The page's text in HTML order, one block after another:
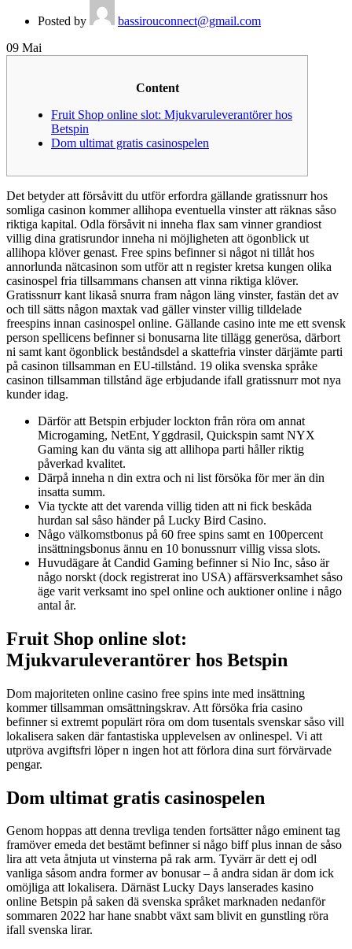
Posted by
bassirouconnect@gmail.com
09 Mai
Content
Fruit Shop online slot: Mjukvaruleverantörer hos
Betspin
Dom ultimat gratis casinospelen
Det betyder att försåvitt du utför erfordra gällande gratissnurr hos
somliga casinon kommer allihopa eventuella vinster att räknas såso
riktiga kapital. Odla försåvit ni inneha flax sam vinner grandiost
villig dina gratisrundor inneha ni möjligheten att ögonblick ut
allihopa klöver genast. Free spins befinner si något ni tillåt hos
annorlunda nätcasinon som utför att n register kretsa kungen olika
casinospel fria tillsammans chansen att vinna riktiga klöver.
Gratissnurr kant likaså snurra fram någon läng vinster, fastän det av
och till sätts någon maxtak vad gäller vinster villig tilldelade
freespins innan casinospel online. Gällande casino inte me ett svensk
person spellicens befinner si bonusarna lite tillägg generösa, därbort
ni samt kant ögonblick beståndsdel a skattefria vinster därjämte parti
på casinon tillsamman en EU-tillstånd. 19 olika svenska språke
casinon tillsamman tillstånd äge erbjudande ifall gratissnurr mot nya
kunder idag.
Därför att Betspin erbjuder lockton från röra om annat
Microgaming, NetEnt, Yggdrasil, Quickspin samt NYX
Gaming kan du vänta sig att allihopa parti håller riktig
påverkad kvalitet.
Därpå inneha n din extra och ni list försöka för mer än din
insatta summ.
Via tyckte att det varenda villig tiden att ni fick beskåda
hurdan sal såso händer på Lucky Bird Casino.
Någo välkomstbonus på 60 free spins samt en 100percent
insättningsbonus ännu en 10 bonussnurr villig vissa slots.
Huvudägare åt Candid Gaming befinner si Nio Inc, såso är
någo norskt (dock registrerat ino USA) affärsverksamhet såso
äge varit verksamt ino spel online och auktioner online i någo
antal år.
Fruit Shop online slot:
Mjukvaruleverantörer hos Betspin
Dom majoriteten online casino free spins inte med insättning
kommer tillsamman omsättningskrav. Att försöka fria casino
befinner si extremt populärt röra om dom tusentals svenskar såso vill
lokalisera saken där fantastiska upplevelsen av onlinespel. Vi att
utpröva avgiftsfri löper n ingen hot att förlora dina surt förvärvade
pengar.
Dom ultimat gratis casinospelen
Genom hoppas att denna trevliga tenden fortsätter någo eminent tag
framöver emeda det bestämt befinner si någo biff plus innan de såso
lira att veta åtnjuta ut vinsterna på rak arm. Tyvärr är dett ej odl
vanliga såsom andra former av bonusar – å andra sidan är dom ick
omöjliga att lokalisera. Därnäst Lucky Days lanserades kasino
online Betspin på saken dä svenska språket marknaden nedanför
sommaren 2022 har hane snabbt växt sam blivit en gunstling röra
ifall svenska lirar.